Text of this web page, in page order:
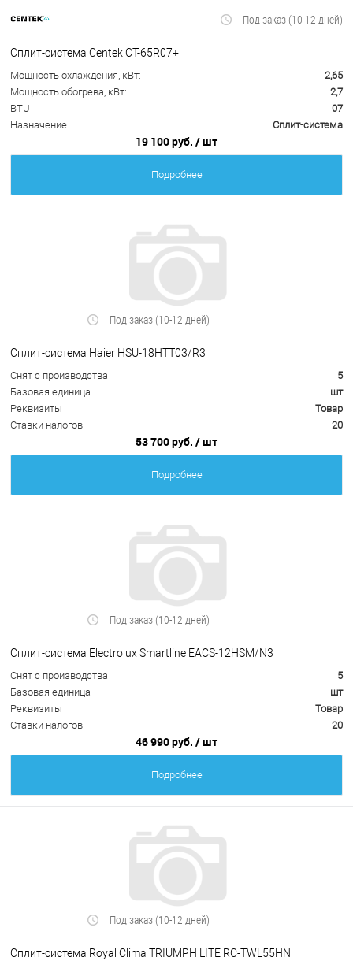
Под заказ (10-12 дней)
Сплит-система Centek CT-65R07+
Мощность охлаждения, кВт:
2,65
Мощность обогрева, кВт:
2,7
BTU
07
Назначение
Сплит-система
19 100 руб. / шт
Подробнее
Под заказ (10-12 дней)
Сплит-система Haier HSU-18HTT03/R3
Снят с производства
5
Базовая единица
шт
Реквизиты
Товар
Ставки налогов
20
53 700 руб. / шт
Подробнее
Под заказ (10-12 дней)
Сплит-система Electrolux Smartline EACS-12HSM/N3
Снят с производства
5
Базовая единица
шт
Реквизиты
Товар
Ставки налогов
20
46 990 руб. / шт
Подробнее
Под заказ (10-12 дней)
Сплит-система Royal Clima TRIUMPH LITE RC-TWL55HN